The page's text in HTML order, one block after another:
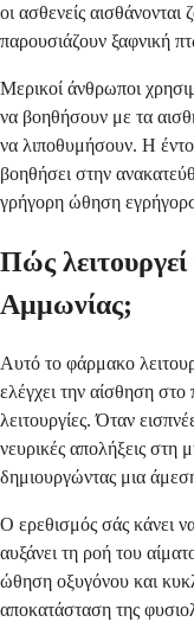
οι ασθενείς
παρουσιάζουν ξαφνική
Μερικοί άνθρωποι
να βοηθήσουν με τα
να λιποθυμήσουν. Η
βοηθήσει στην
γρήγορη ώθηση
Πώς
Αμμωνίας;
Αυτό το φάρμακο
ελέγχει την αίσθηση στο
λειτουργίες. Όταν
νευρικές απολήξεις στη
δημιουργώντας μια
Ο ερεθισμός σάς κάνει
αυξάνει τη ροή του
ώθηση οξυγόνου και
αποκατάσταση της